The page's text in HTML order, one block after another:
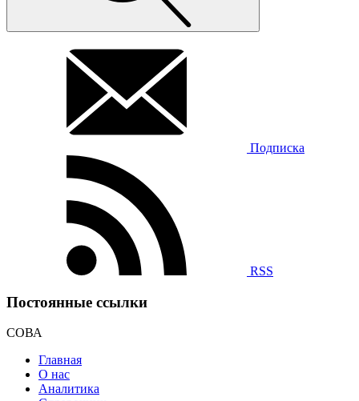
Подписка
RSS
Постоянные ссылки
СОВА
Главная
О нас
Аналитика